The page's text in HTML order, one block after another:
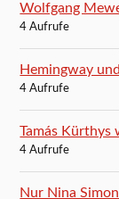
Wolfgang
4 Aufrufe
Hemingway
4 Aufrufe
Tamás Kürthys
4 Aufrufe
Nur Nina